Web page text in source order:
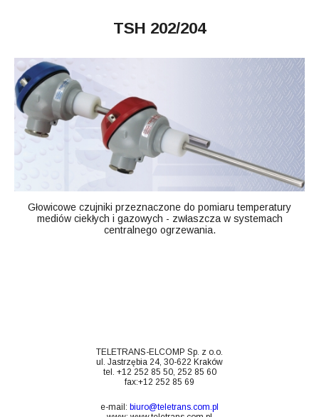
TELETRANS-ELCOMP Sp. z o.o.
ul. Jastrzębia 24, 30-622 Kraków
tel. +12 252 85 50, 252 85 60
fax:+12 252 85 69
e-mail: biuro@teletrans.com.pl
TSH 202/204
Głowicowe czujniki przeznaczone do pomiaru temperatury
mediów ciekłych i gazowych - zwłaszcza w systemach
centralnego ogrzewania.